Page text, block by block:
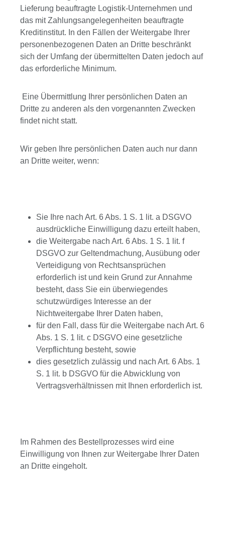
Lieferung beauftragte Logistik-Unternehmen und
das mit Zahlungsangelegenheiten beauftragte
Kreditinstitut. In den Fällen der Weitergabe Ihrer
personenbezogenen Daten an Dritte beschränkt
sich der Umfang der übermittelten Daten jedoch auf
das erforderliche Minimum.
Eine Übermittlung Ihrer persönlichen Daten an
Dritte zu anderen als den vorgenannten Zwecken
findet nicht statt.
Wir geben Ihre persönlichen Daten auch nur dann
an Dritte weiter, wenn:
Sie Ihre nach Art. 6 Abs. 1 S. 1 lit. a DSGVO
ausdrückliche Einwilligung dazu erteilt haben,
die Weitergabe nach Art. 6 Abs. 1 S. 1 lit. f
DSGVO zur Geltendmachung, Ausübung oder
Verteidigung von Rechtsansprüchen
erforderlich ist und kein Grund zur Annahme
besteht, dass Sie ein überwiegendes
schutzwürdiges Interesse an der
Nichtweitergabe Ihrer Daten haben,
für den Fall, dass für die Weitergabe nach Art. 6
Abs. 1 S. 1 lit. c DSGVO eine gesetzliche
Verpflichtung besteht, sowie
dies gesetzlich zulässig und nach Art. 6 Abs. 1
S. 1 lit. b DSGVO für die Abwicklung von
Vertragsverhältnissen mit Ihnen erforderlich ist.
Im Rahmen des Bestellprozesses wird eine
Einwilligung von Ihnen zur Weitergabe Ihrer Daten
an Dritte eingeholt.